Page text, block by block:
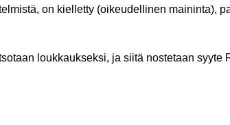
on kielletty (oikeudellinen maininta),
loukkaukseksi, ja siitä nostetaan